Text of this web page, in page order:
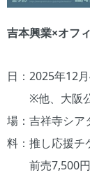
吉本興業×オフ
日：2025年12
※他、大阪公
場：吉祥寺シア
料：推し応援チ
前売7,500円